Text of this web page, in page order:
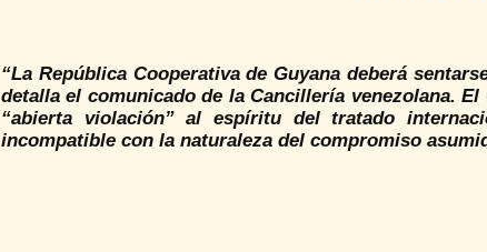
“La República Cooperativa de Guyana deberá
detalla el comunicado de la Cancillería venezolana.
“abierta violación” al espíritu del tratado
incompatible con la naturaleza del compromiso